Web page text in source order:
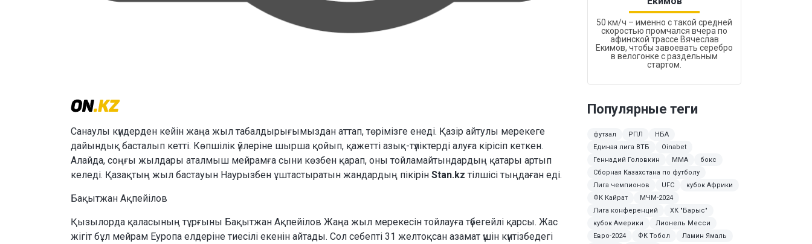
Санаулы күндерден кейін жаңа жыл табалдырығымыздан аттап, төрімізге енеді. Қазір айтулы мерекеге
дайындық басталып кетті. Көпшілік үйлеріне шырша қойып, қажетті азық-түліктерді алуға кірісіп кеткен.
Алайда, соңғы жылдары аталмыш мейрамға сыни көзбен қарап, оны тойламайтындардың қатары артып
келеді. Қазақтың жыл бастауын Наурызбен ұштастыратын жандардың пікірін Stan.kz тілшісі тыңдаған еді.
Бақытжан Ақпейілов
Қызылорда қаласының тұрғыны Бақытжан Ақпейілов Жаңа жыл мерекесін тойлауға түбегейлі қарсы. Жас
жігіт бұл мейрам Еуропа елдеріне тиесілі екенін айтады. Сол себепті 31 желтоқсан азамат үшін күнтізбедегі
50 км/ч – именно с такой средней
скоростью промчался вчера по
афинской трассе Вячеслав
Екимов, чтобы завоевать серебро
в велогонке с раздельным
стартом.
Популярные теги
футзал РПЛ
НБА
Единая лига ВТБ
Oinabet
Геннадий Головкин
MMA
бокс
Сборная Казахстана по футболу
Лига чемпионов
UFC
кубок Африки
ФК Кайрат
МЧМ-2024
Лига конференций
ХК "Барыс"
кубок Америки
Лионель Месси
Евро-2024
ФК Тобол
Ламин Ямаль